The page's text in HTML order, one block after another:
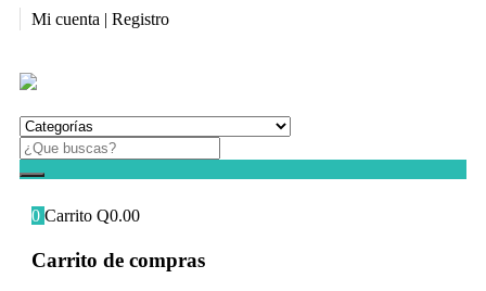
Mi cuenta | Registro
0 Carrito Q0.00
Carrito de compras